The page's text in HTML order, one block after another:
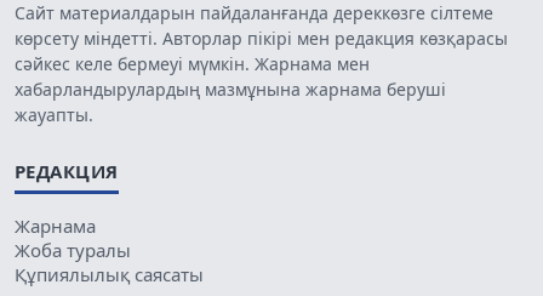
Сайт материалдарын пайдаланғанда дереккөзге сілтеме
көрсету міндетті. Авторлар пікірі мен редакция көзқарасы
сәйкес келе бермеуі мүмкін. Жарнама мен
хабарландырулардың мазмұнына жарнама беруші
жауапты.
РЕДАКЦИЯ
Жарнама
Жоба туралы
Құпиялылық саясаты